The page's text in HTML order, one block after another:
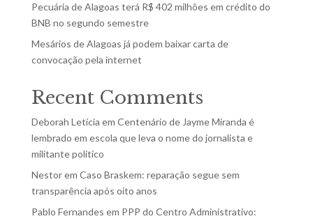
Pecuária de Alagoas terá R$ 402 milhões em crédito do
BNB no segundo semestre
Mesários de Alagoas já podem baixar carta de
convocação pela internet
Recent Comments
Deborah Letícia em Centenário de Jayme Miranda é
lembrado em escola que leva o nome do jornalista e
militante político
Nestorem Caso Braskem: reparação segue sem
transparência após oito anos
Pablo Fernandes em PPP do Centro Administrativo: